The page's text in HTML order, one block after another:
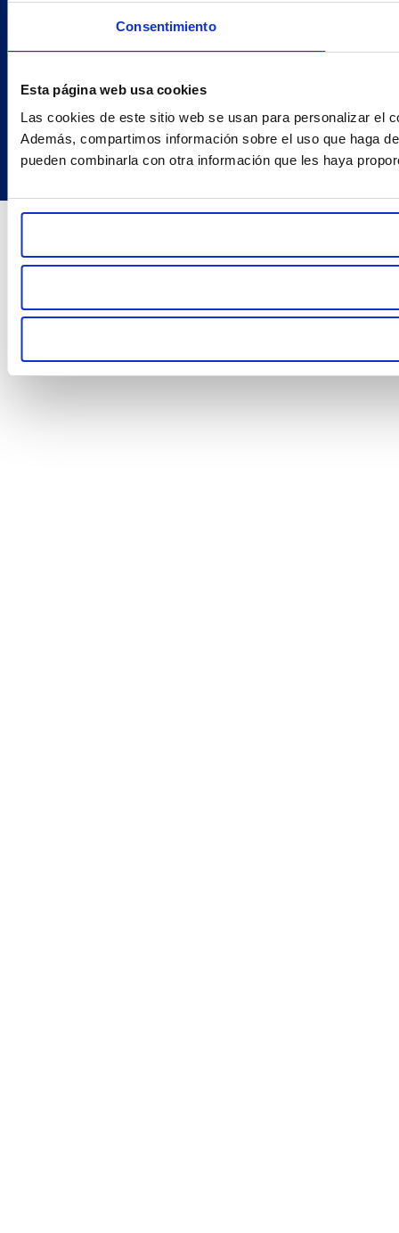
Consentimiento
Esta página web usa cookies
Las cookies de este sitio web se usan para personalizar el
Además, compartimos información sobre el uso que haga
pueden combinarla con otra información que les haya
Política De Privacidad
Contacto
Cookies